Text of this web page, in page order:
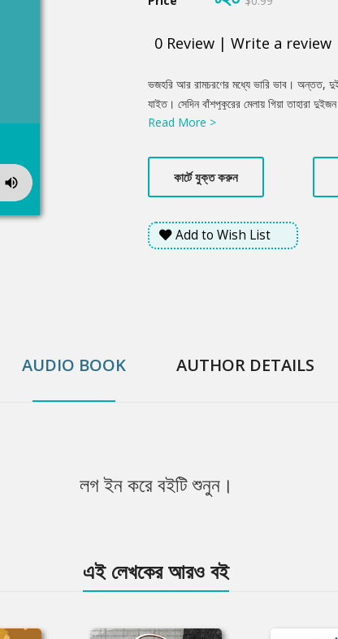
0 Review | Write a review
Product
Summery
ভজহরি আর রামচরণের মধ্যে ভারি ভাব। অন্তত,
যাইত। সেদিন বাঁশপুকুরের মেলায় গিয়া তাহারা
কুকুর— তার আড়াই টাকা দাম। ভজুর পাঁচসিকা আর
আমার, অর্ধেকটা তোর।" রামা বলিল, "বেশ কথা!
ভাবিয়া দেখিল, মন্দ কি! মাথার দিকটা যার সেই
যদি কাউকে কামড়ায়, তবে মাথার দিকের মালিকই
Read More >
কার্টে যুক্ত করুন
Add to Wish List
AUDIO BOOK AUTHOR DETAILS
লগ ইন করে বইটি শুনুন।
এই লেখকের আরও বই